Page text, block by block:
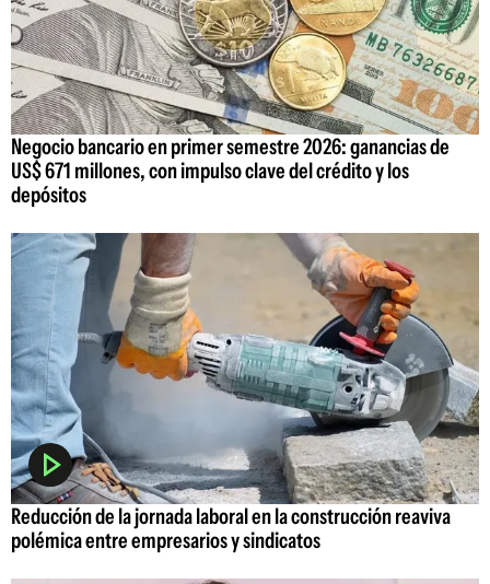
Negocio bancario en primer semestre 2026: ganancias de
US$ 671 millones, con impulso clave del crédito y los
depósitos
Reducción de la jornada laboral en la construcción reaviva
polémica entre empresarios y sindicatos